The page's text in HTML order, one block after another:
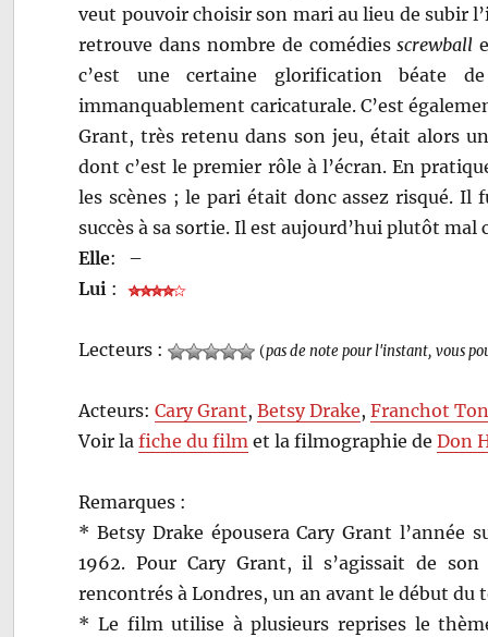
veut pouvoir choisir son mari au lieu de subir
retrouve dans nombre de comédiesscrewball
c’est une certaine glorification béate
immanquablement caricaturale. C’est
Grant, très retenu dans son jeu, était alors
dont c’est le premier rôle à l’écran. En
les scènes ; le pari était donc assez risqué.
succès à sa sortie. Il est aujourd’hui plutôt mal
Elle:
–
Lui :
Lecteurs : (pas de note pour l'instant, vous
Acteurs:Cary Grant,Betsy Drake,Franchot
Voir lafiche du film et la filmographie deDon
Remarques :
* Betsy Drake épousera Cary Grant l’année
1962. Pour Cary Grant, il s’agissait de
rencontrés à Londres, un an avant le début du
* Le film utilise à plusieurs reprises le